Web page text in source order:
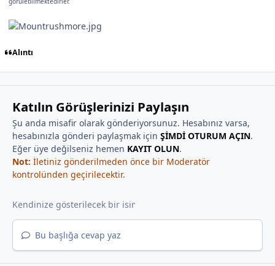
Alıntı
Katılın Görüşlerinizi Paylaşın
Şu anda misafir olarak gönderiyorsunuz. Hesabınız varsa,
hesabınızla gönderi paylaşmak için ŞİMDİ OTURUM AÇIN.
Eğer üye değilseniz hemen KAYIT OLUN.
Not: İletiniz gönderilmeden önce bir Moderatör
kontrolünden geçirilecektir.
Bu başlığa cevap yaz